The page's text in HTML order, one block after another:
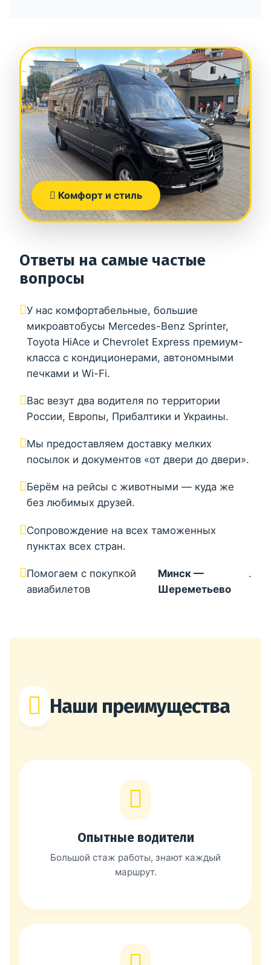
Комфорт и стиль
Ответы на самые частые
вопросы
У нас комфортабельные, большие
микроавтобусы Mercedes-Benz Sprinter,
Toyota HiAce и Chevrolet Express премиум-
класса с кондиционерами, автономными
печками и Wi-Fi.
Вас везут два водителя по территории
России, Европы, Прибалтики и Украины.
Мы предоставляем доставку мелких
посылок и документов «от двери до двери».
Берём на рейсы с животными — куда же
без любимых друзей.
Сопровождение на всех таможенных
пунктах всех стран.
Помогаем с покупкой
авиабилетов
Минск —
Шереметьево
.
Наши преимущества
Опытные водители
Большой стаж работы, знают каждый
маршрут.